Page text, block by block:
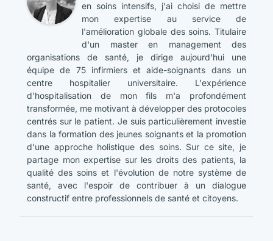
en soins intensifs, j'ai choisi de mettre
mon expertise au service de
l'amélioration globale des soins. Titulaire
d'un master en management des
organisations de santé, je dirige aujourd'hui une
équipe de 75 infirmiers et aide-soignants dans un
centre hospitalier universitaire. L'expérience
d'hospitalisation de mon fils m'a profondément
transformée, me motivant à développer des protocoles
centrés sur le patient. Je suis particulièrement investie
dans la formation des jeunes soignants et la promotion
d'une approche holistique des soins. Sur ce site, je
partage mon expertise sur les droits des patients, la
qualité des soins et l'évolution de notre système de
santé, avec l'espoir de contribuer à un dialogue
constructif entre professionnels de santé et citoyens.